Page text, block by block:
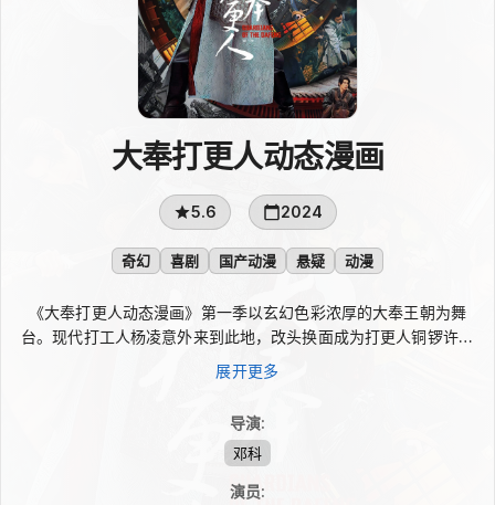
大奉打更人动态漫画
5.6 2024
奇幻 喜剧 国产动漫 悬疑 动漫
《大奉打更人动态漫画》第一季以玄幻色彩浓厚的大奉王朝为舞
台。现代打工人杨凌意外来到此地，改头换面成为打更人铜锣许七
安，担起监察百官、为百姓查案的职责。他把现代知识、科学思维
和推理特长用在断案中，接连破解离奇疑云。面对妖物、法术、人
力，为公道和大奉安定发声。
展开更多
导演:
邓科
演员: